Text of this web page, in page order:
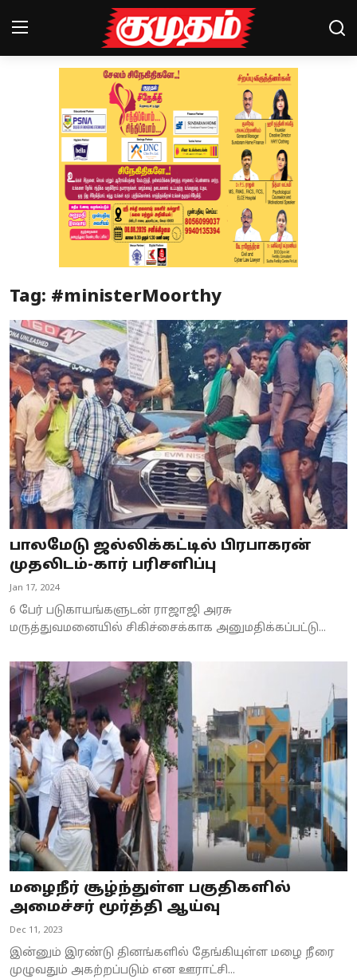
Magazines
Special Story
Business
Crime
Tamilnadu
National
World
Astrology
Spirituality
Weather
Politics
Tag: #ministerMoorthy
பாலமேடு ஜல்லிக்கட்டில் பிரபாகரன்
முதலிடம்-கார் பரிசளிப்பு
Jan 17, 2024
6 பேர் படுகாயங்களுடன் ராஜாஜி அரசு
மருத்துவமனையில் சிகிச்சைக்காக அனுமதிக்கப்பட்டு...
மழைநீர் சூழ்ந்துள்ள பகுதிகளில்
அமைச்சர் மூர்த்தி ஆய்வு
Dec 11, 2023
இன்னும் இரண்டு தினங்களில் தேங்கியுள்ள மழை நீரை
முழுவதும் அகற்றப்படும் என ஊராட்சி...